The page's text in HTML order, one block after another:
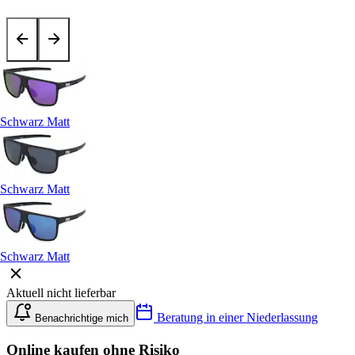
Schwarz Matt
Schwarz Matt
Schwarz Matt
Aktuell nicht lieferbar
Benachrichtige mich Beratung in einer Niederlassung
Online kaufen ohne Risiko